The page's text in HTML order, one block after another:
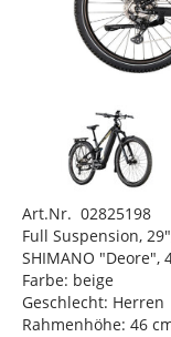
Art.Nr. 02825198
Full Suspension,
SHIMANO "Deore",
Farbe: beige
Geschlecht: Herren
Rahmenhöhe: 46